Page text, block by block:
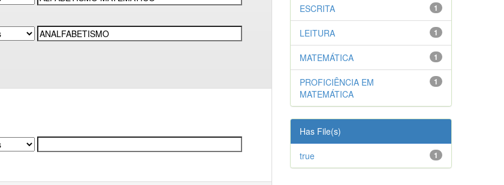
1
ESCRITA
1
LEITURA
1
MATEMÁTICA
1
PROFICIÊNCIA EM
MATEMÁTICA
Has File(s)
1
true